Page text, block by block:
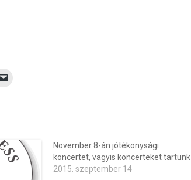
November 8-án jótékonysági
koncertet, vagyis koncerteket tartunk
2015. szeptember 14